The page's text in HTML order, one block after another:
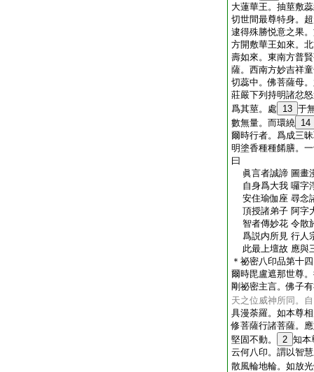
大蓮華王。抽莖敷
切世間最尊特身。
逮得殊勝悦意之果
方開敷華王如來。
壽如來。東南方普
薩。西南方妙吉祥
切蕊中。佛菩薩母
莊嚴下列持明諸忿
爲其莖。處
13 于
數無量。而環繞 14
爾時行者。爲成三
明塗香種種餚膳。
曰
眞言者誠諦 圖畫
自身爲大我 囉字
安住瑜伽座 尋念
頂授諸弟子 阿字
智者傳妙花 令散
爲説内所見 行人
此最上壇故 應與
＊祕密八印品第十四
爾時毘盧遮那世尊
剛祕密主言。佛子
天之位威神所同。
具漫荼羅。如本尊
修菩薩行諸菩薩。
堅固不動。
2 知本
云何八印。謂以智
散風輪地輪。如放